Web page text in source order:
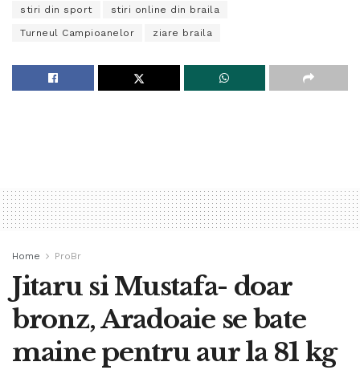
stiri din sport stiri online din braila
Turneul Campioanelor ziare braila
Home ProBr
Jitaru si Mustafa- doar
bronz, Aradoaie se bate
maine pentru aur la 81 kg